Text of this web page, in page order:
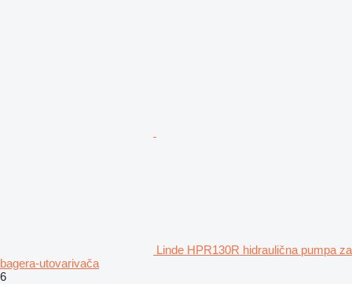
Linde HPR130R hidraulična pumpa za
bagerа-utovarivačа
6